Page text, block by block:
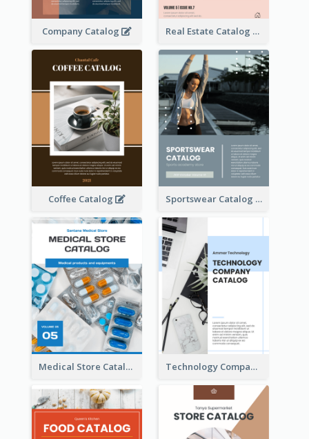
Company Catalog Real Estate Catalog
Coffee Catalog Sportswear Catalog
Medical Store Catalog Technology Company Catalog